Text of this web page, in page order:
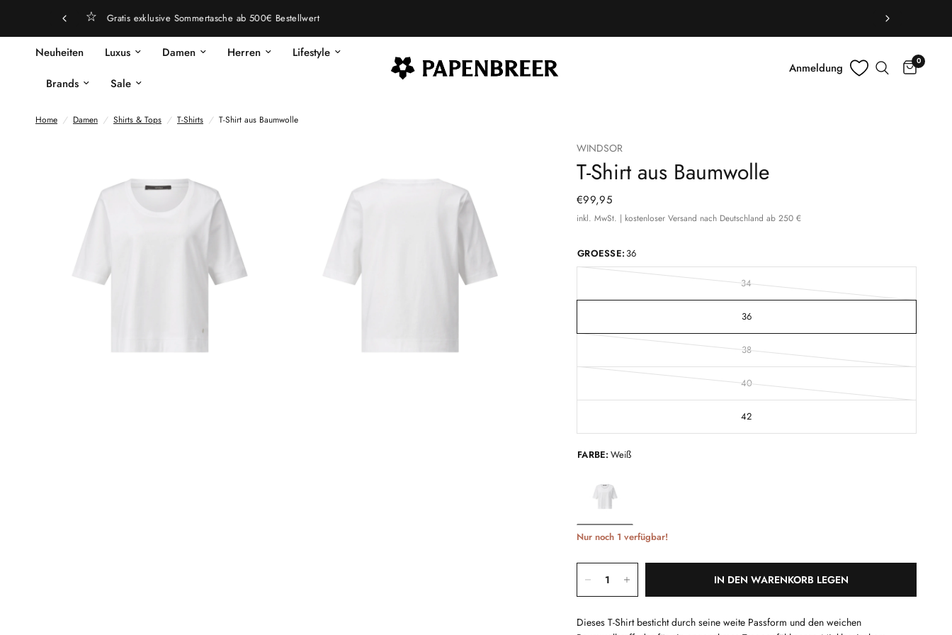
Neuheiten Luxus Damen Herren
Lifestyle
Brands
Sale
Anmeldung 0
Home / Damen / Shirts & Tops / T-Shirts / T-Shirt aus Baumwolle
WINDSOR
T-Shirt aus Baumwolle
€99,95
inkl. MwSt. | kostenloser Versand nach Deutschland ab 250 €
GROESSE: 36
34
36
38
40
42
FARBE: Weiß
Nur noch 1 verfügbar!
IN DEN WARENKORB LEGEN
Dieses T-Shirt besticht durch seine weite Passform und den weichen